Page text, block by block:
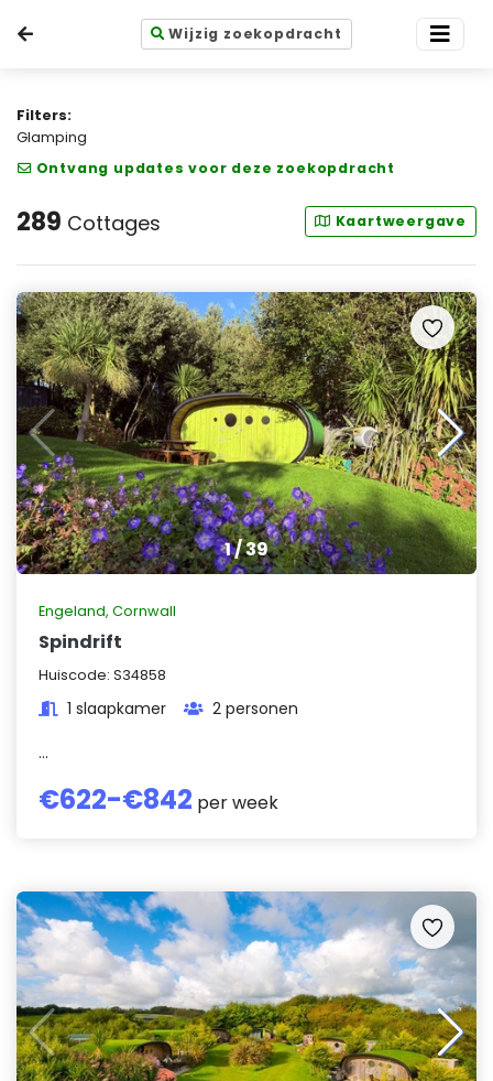
Wijzig zoekopdracht
Filters:
Glamping
Ontvang updates voor deze zoekopdracht
Kaartweergave
289 Cottages
1/39
Engeland, Cornwall
Spindrift
Huiscode: S34858
1 slaapkamer
2 personen
...
€622-€842 per week